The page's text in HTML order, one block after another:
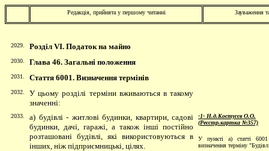
Редакція, прийнята у першому читанні Зауваження
2029. Розділ VІ. Податок на майно
2030. Глава 46. Загальні положення
2031. Стаття 6001. Визначення термінів
2032.
У цьому розділі терміни вживаються в такому
значенні:
2033.
а) будівлі - житлові будинки, квартири, садові
будинки, дачі, гаражі, а також інші постійно
розташовані будівлі, які використовуються в
інших, ніж підприємницькі, цілях.
-1- Н.д.Костусєв О.О.
(Реєстр.картка №357)
У пункті а) статті 6001
визначення терміну